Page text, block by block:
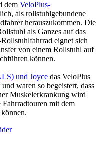
dem VeloPlus-
als rollstuhlgebundene
herauszukommen. Die
als Ganzes auf das
eignet sich
von einem Rollstuhl auf
können.
und Joyce das VeloPlus
waren so begeistert, dass
Muskelerkrankung wird
mit dem